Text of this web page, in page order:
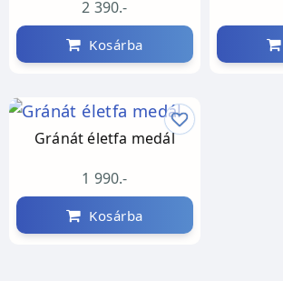
2 390.-
Kosárba
Gránát életfa medál
1 990.-
Kosárba